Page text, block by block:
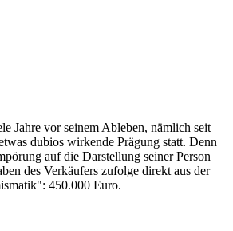
Jahre vor seinem Ableben, nämlich seit
dubios wirkende Prägung statt. Denn
auf die Darstellung seiner Person
des Verkäufers zufolge direkt aus der
450.000 Euro.